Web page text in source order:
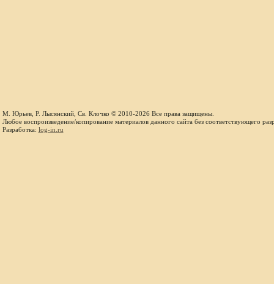
М. Юрьев, Р. Лысянский, Св. Клочко © 2010-2026 Все права защищены.
Любое воспроизведение/копирование материалов данного сайта без соответствующего
Разработка: log-in.ru